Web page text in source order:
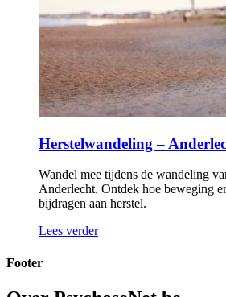
Herstelwandeling –
Wandel mee tijdens de wandeling
Anderlecht. Ontdek hoe beweging
bijdragen aan herstel.
Lees verder
Footer